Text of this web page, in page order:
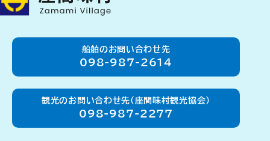
船舶のお問い合わせ先
098-987-2614
観光のお問い合わせ先（座間味村観光協会）
098-987-2277